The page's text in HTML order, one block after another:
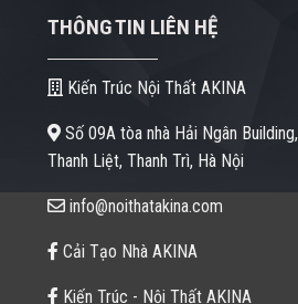
THÔNG TIN LIÊN HỆ
Kiến Trúc Nội Thất AKINA
Số 09A tòa nhà Hải Ngân Building,
Thanh Liệt, Thanh Trì, Hà Nội
info@noithatakina.com
Cải Tạo Nhà AKINA
Kiến Trúc - Nội Thất AKINA